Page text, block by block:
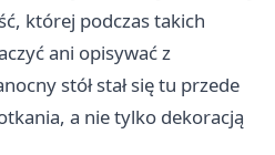
której podczas takich
ani opisywać z
stół stał się tu przede
a nie tylko dekoracją